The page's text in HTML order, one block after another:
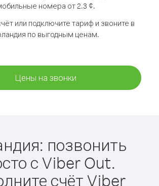
номера от 2.3 ¢.
или подключите тариф и звоните в
по выгодным ценам.
Цены на звонки
позвонить
с Viber Out.
счёт Viber